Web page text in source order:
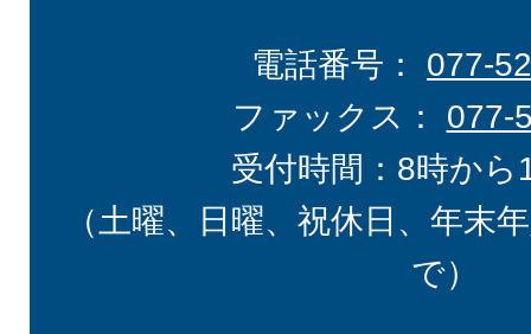
電話番号： 077-
ファックス： 077-
受付時間：8時から
（土曜、日曜、祝休日、年末
で）